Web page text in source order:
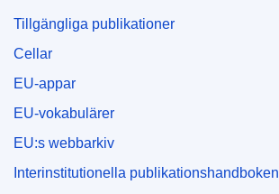
Tillgängliga publikationer
Cellar
EU-appar
EU-vokabulärer
EU:s webbarkiv
Interinstitutionella publikationshandboken